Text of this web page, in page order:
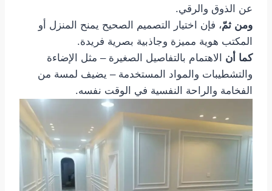
عن الذوق والرقي.
ومن ثمّ، فإن اختيار التصميم الصحيح يمنح المنزل أو
المكتب هوية مميزة وجاذبية بصرية فريدة.
كما أن الاهتمام بالتفاصيل الصغيرة – مثل الإضاءة
والتشطيبات والمواد المستخدمة – يضيف لمسة من
الفخامة والراحة النفسية في الوقت نفسه.